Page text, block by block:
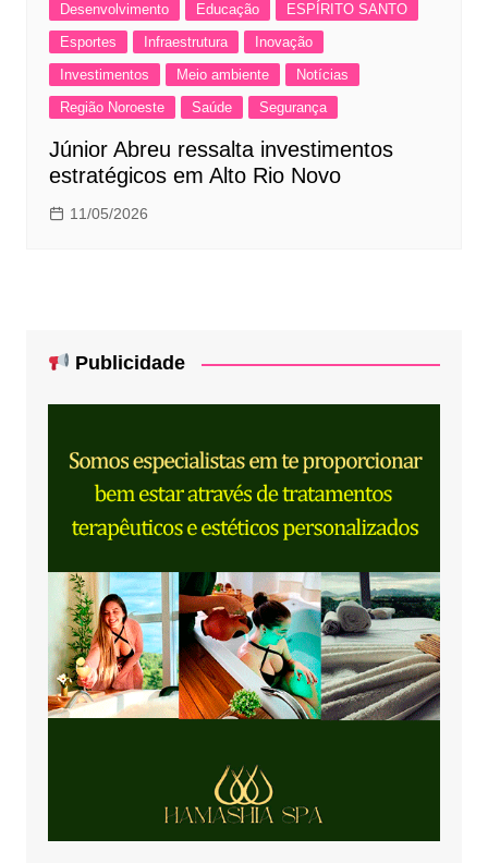
Desenvolvimento
Educação
ESPÍRITO SANTO
Esportes
Infraestrutura
Inovação
Investimentos
Meio ambiente
Notícias
Região Noroeste
Saúde Segurança
Júnior Abreu ressalta investimentos
estratégicos em Alto Rio Novo
11/05/2026
Publicidade